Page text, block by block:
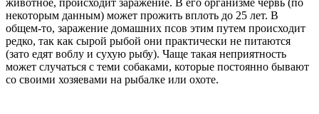
животное, происходит заражение. В его организме червь (по
некоторым данным) может прожить вплоть до 25 лет. В
общем-то, заражение домашних псов этим путем происходит
редко, так как сырой рыбой они практически не питаются
(зато едят воблу и сухую рыбу). Чаще такая неприятность
может случаться с теми собаками, которые постоянно бывают
со своими хозяевами на рыбалке или охоте.